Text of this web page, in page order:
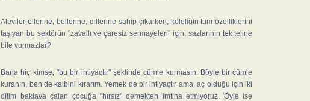
Aleviler ellerine, bellerine, dillerine sahip çıkarken, köleliğin tüm özelliklerini
taşıyan bu sektörün "zavallı ve çaresiz sermayeleri" için, sazlarının tek teline
bile vurmazlar?
Bana hiç kimse, "bu bir ihtiyaçtır" şeklinde cümle kurmasın. Böyle bir cümle
kuranın, ben de kalbini kırarım. Yemek de bir ihtiyaçtır ama, aç olduğu için iki
dilim baklava çalan çocuğa "hırsız" demekten imtina etmiyoruz. Öyle ise